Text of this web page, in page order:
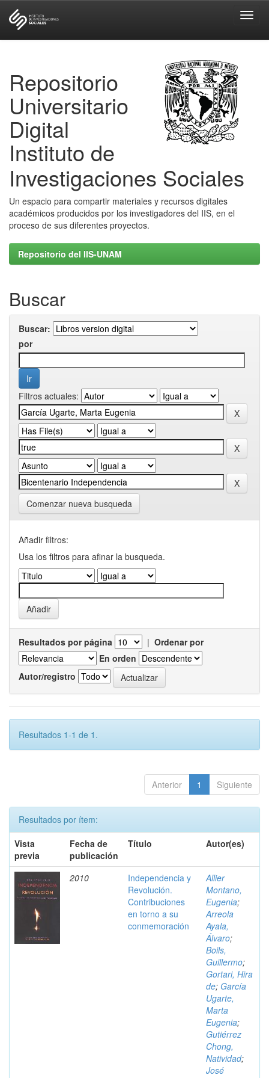
Repositorio
Universitario
Digital
Instituto de
Investigaciones Sociales
Un espacio para compartir materiales y recursos digitales
académicos producidos por los investigadores del IIS, en el
proceso de sus diferentes proyectos.
Repositorio del IIS-UNAM
Buscar
Buscar:
por
Filtros actuales:
Comenzar nueva busqueda
Añadir filtros:
Usa los filtros para afinar la busqueda.
Resultados por página | Ordenar por
En orden
Autor/registro
Resultados 1-1 de 1.
Anterior 1 Siguiente
Resultados por ítem:
Vista
previa
Fecha de
publicación
Título Autor(es)
2010
Independencia y
Revolución.
Contribuciones
en torno a su
conmemoración
Allier
Montano,
Eugenia;
Arreola
Ayala,
Álvaro;
Boils,
Guillermo;
Gortari, Hira
de; García
Ugarte,
Marta
Eugenia;
Gutiérrez
Chong,
Natividad;
José